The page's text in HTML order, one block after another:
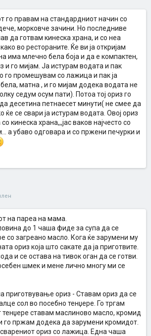
го правам на стандардниот начин со
морковче зачини. Но последниве
да готвам кинеска храна, и со неа
во рестораните. Ќе ви ја откријам
има млечно бела боја и да е компактен,
и го мијам. Ја истурам водата и пак
го промешувам со лажица и пак ја
матна , и го мијам додека водата не
седум осум пати). Потоа тој ориз го
десетина петнаесет минути( не смее да
ќе се свари ја истурам водата. Овој ориз
кинеска храна,,,јас ваков најчесто со
а убаво одговара и со пржени печурки и
на пареа на мама.
до 1 чаша фиде за супа да се
со загреано масло. Кога ќе зарумени му
ориз која што сакате да ја приготвите.
и се остава на тивок оган да се готви.
шмек и мене лично многу ми се
приготвување ориз - Ставам ориз да се
сол во посебно тенџере. Го тргам
тенџере ставам маслиново масло, кромид
го пржам додека да зарумени кромидот.
ориз со лажица. Една чаша